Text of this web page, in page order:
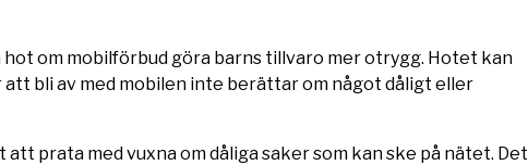
om mobilförbud göra barns tillvaro mer otrygg. Hotet kan
att bli av med mobilen inte berättar om något dåligt eller
prata med vuxna om dåliga saker som kan ske på nätet. Det